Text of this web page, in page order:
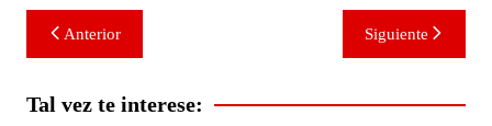
Navegación
de
entradas
Anterior Siguiente
Tal vez te interese: